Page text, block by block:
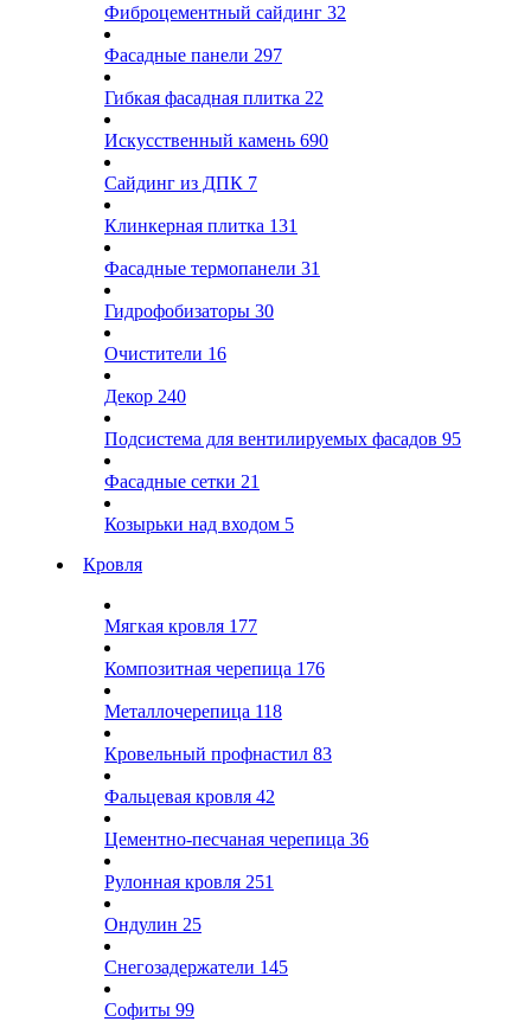
Фиброцементный сайдинг 32
Фасадные панели 297
Гибкая фасадная плитка 22
Искусственный камень 690
Сайдинг из ДПК 7
Клинкерная плитка 131
Фасадные термопанели 31
Гидрофобизаторы 30
Очистители 16
Декор 240
Подсистема для вентилируемых фасадов 95
Фасадные сетки 21
Козырьки над входом 5
Кровля
Мягкая кровля 177
Композитная черепица 176
Металлочерепица 118
Кровельный профнастил 83
Фальцевая кровля 42
Цементно-песчаная черепица 36
Рулонная кровля 251
Ондулин 25
Снегозадержатели 145
Софиты 99